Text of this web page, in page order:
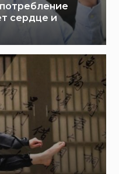
сердце и